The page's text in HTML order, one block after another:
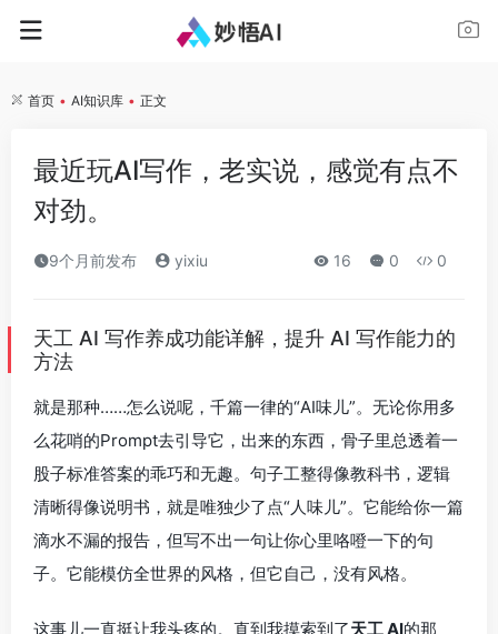
首页 • AI知识库 • 正文
最近玩AI写作，老实说，感觉有点不
对劲。
9个月前发布 yixiu 16 0 0
天工 AI 写作养成功能详解，提升 AI 写作能力的
方法
就是那种……怎么说呢，千篇一律的“AI味儿”。无论你用多
么花哨的Prompt去引导它，出来的东西，骨子里总透着一
股子标准答案的乖巧和无趣。句子工整得像教科书，逻辑
清晰得像说明书，就是唯独少了点“人味儿”。它能给你一篇
滴水不漏的报告，但写不出一句让你心里咯噔一下的句
子。它能模仿全世界的风格，但它自己，没有风格。
这事儿一直挺让我头疼的。直到我摸索到了天工 AI的那